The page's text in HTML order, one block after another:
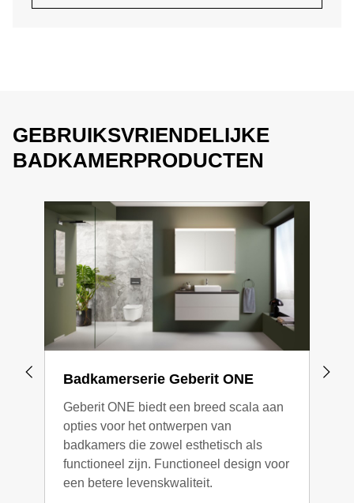
GEBRUIKSVRIENDELIJKE
BADKAMERPRODUCTEN
Badkamerserie Geberit ONE
Geberit ONE biedt een breed scala aan
opties voor het ontwerpen van
badkamers die zowel esthetisch als
functioneel zijn. Functioneel design voor
een betere levenskwaliteit.